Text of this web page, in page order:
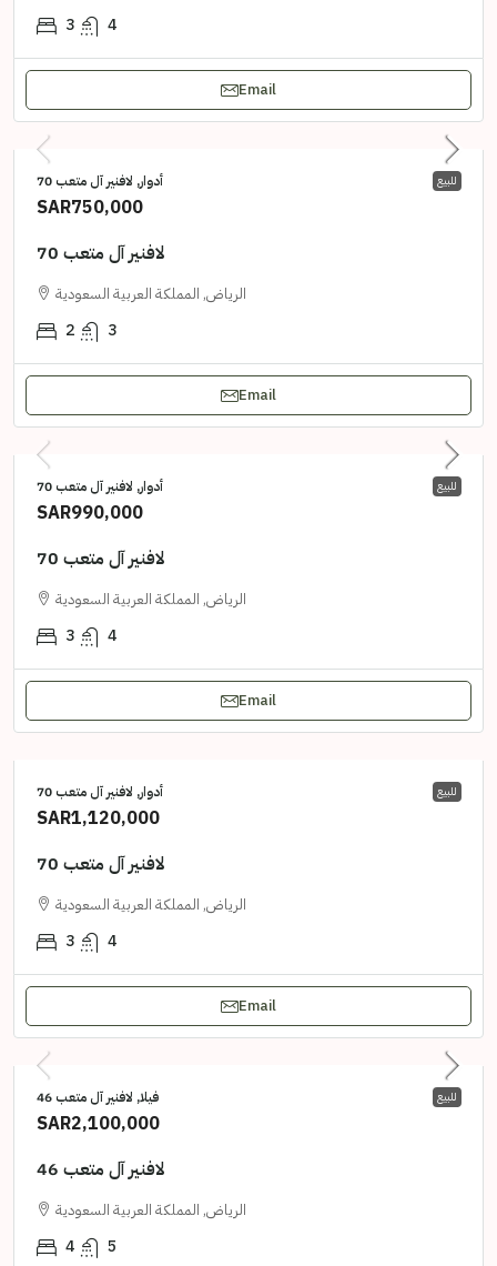
3 4
Email
للبيع أدوار, لافنير آل متعب 70
SAR750,000
لافنير آل متعب 70
الرياض, المملكة العربية السعودية
2 3
Email
للبيع أدوار, لافنير آل متعب 70
SAR990,000
لافنير آل متعب 70
الرياض, المملكة العربية السعودية
3 4
Email
للبيع أدوار, لافنير آل متعب 70
SAR1,120,000
لافنير آل متعب 70
الرياض, المملكة العربية السعودية
3 4
Email
للبيع فيلا, لافنير آل متعب 46
SAR2,100,000
لافنير آل متعب 46
الرياض, المملكة العربية السعودية
4 5